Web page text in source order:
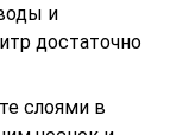
и
достаточно
слоями в